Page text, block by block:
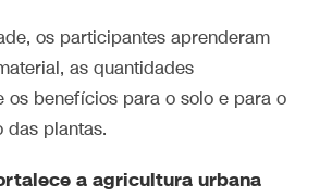
os participantes aprenderam
as quantidades
os benefícios para o solo e para o
das plantas.
a agricultura urbana